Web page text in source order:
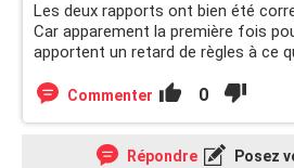
Les deux rapports ont bien été
Car apparement la première fois
apportent un retard de règles à ce
Commenter 0
Répondre Posez